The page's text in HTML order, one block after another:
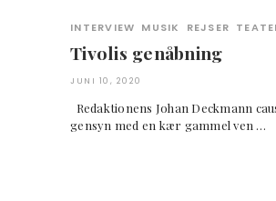
INTERVIEW MUSIK REJSER
Tivolis genåbning
JUNI 10, 2020
Redaktionens Johan Deckmann
gensyn med en kær gammel ven …